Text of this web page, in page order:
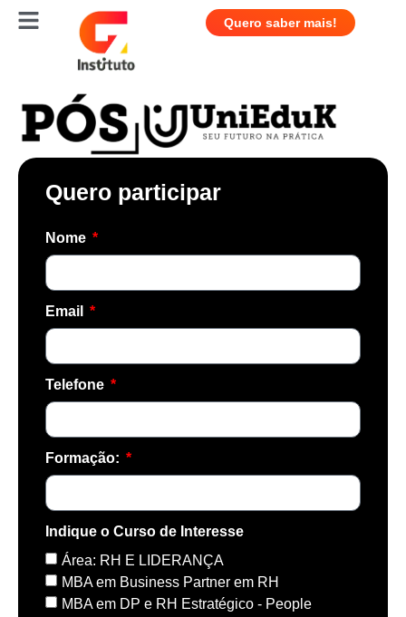
Quero saber mais!
Quero participar
Nome
Email
Telefone
Formação:
Indique o Curso de Interesse
Área: RH E LIDERANÇA
MBA em Business Partner em RH
MBA em DP e RH Estratégico - People